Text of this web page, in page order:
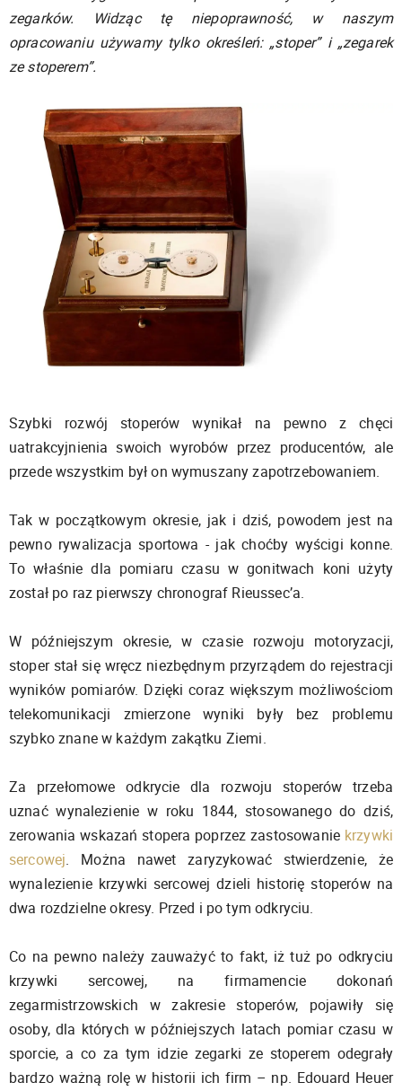
zegarków. Widząc tę niepoprawność, w naszym
opracowaniu używamy tylko określeń: „stoper” i „zegarek
ze stoperem”.
Szybki rozwój stoperów wynikał na pewno z chęci
uatrakcyjnienia swoich wyrobów przez producentów, ale
przede wszystkim był on wymuszany zapotrzebowaniem.
Tak w początkowym okresie, jak i dziś, powodem jest na
pewno rywalizacja sportowa - jak choćby wyścigi konne.
To właśnie dla pomiaru czasu w gonitwach koni użyty
został po raz pierwszy chronograf Rieussec’a.
W późniejszym okresie, w czasie rozwoju motoryzacji,
stoper stał się wręcz niezbędnym przyrządem do rejestracji
wyników pomiarów. Dzięki coraz większym możliwościom
telekomunikacji zmierzone wyniki były bez problemu
szybko znane w każdym zakątku Ziemi.
Za przełomowe odkrycie dla rozwoju stoperów trzeba
uznać wynalezienie w roku 1844, stosowanego do dziś,
zerowania wskazań stopera poprzez zastosowanie krzywki
sercowej. Można nawet zaryzykować stwierdzenie, że
wynalezienie krzywki sercowej dzieli historię stoperów na
dwa rozdzielne okresy. Przed i po tym odkryciu.
Co na pewno należy zauważyć to fakt, iż tuż po odkryciu
krzywki sercowej, na firmamencie dokonań
zegarmistrzowskich w zakresie stoperów, pojawiły się
osoby, dla których w późniejszych latach pomiar czasu w
sporcie, a co za tym idzie zegarki ze stoperem odegrały
bardzo ważną rolę w historii ich firm – np. Edouard Heuer